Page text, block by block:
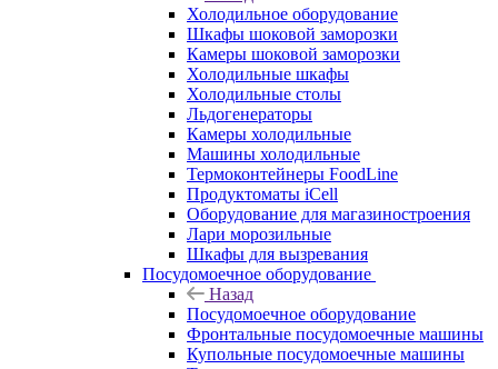
Холодильное оборудование
Шкафы шоковой заморозки
Камеры шоковой заморозки
Холодильные шкафы
Холодильные столы
Льдогенераторы
Камеры холодильные
Машины холодильные
Термоконтейнеры FoodLine
Продуктоматы iCell
Оборудование для магазиностроения
Лари морозильные
Шкафы для вызревания
Посудомоечное оборудование
Назад
Посудомоечное оборудование
Фронтальные посудомоечные машины
Купольные посудомоечные машины